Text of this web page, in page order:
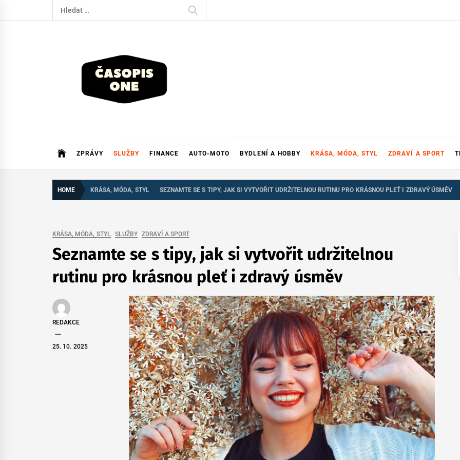
to
Vyhledávání
ZPRÁVY SLUŽBY FINANCE AUTO-MOTO BYDLENÍ A HOBBY KRÁSA, MÓDA, STYL ZDRAVÍ A SPORT
HOME KRÁSA, MÓDA, STYL SEZNAMTE SE S TIPY, JAK SI VYTVOŘIT UDRŽITELNOU RUTINU PRO KRÁSNOU PLEŤ I ZDRAVÝ ÚSMĚV
KRÁSA, MÓDA, STYL SLUŽBY ZDRAVÍ A SPORT
Seznamte se s tipy, jak si vytvořit udržitelnou
rutinu pro krásnou pleť i zdravý úsměv
REDAKCE
25. 10. 2025